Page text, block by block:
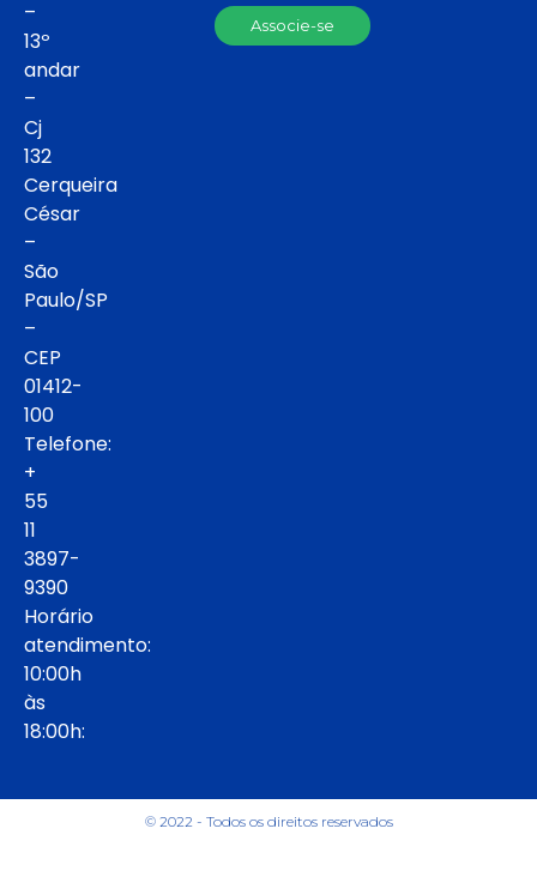
–
13º
andar
–
Cj
132
Cerqueira
César
–
São
Paulo/SP
–
CEP
01412-
100
Telefone:
+
55
11
3897-
9390
Horário
atendimento:
10:00h
às
18:00h:
Associe-se
© 2022 - Todos os direitos reservados